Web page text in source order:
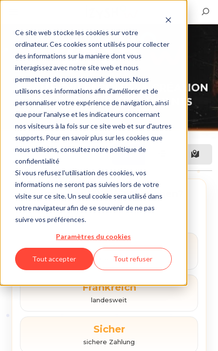
Ce site web stocke les cookies sur votre
ordinateur. Ces cookies sont utilisés pour collecter
des informations sur la manière dont vous
interagissez avec notre site web et nous
permettent de nous souvenir de vous. Nous
utilisons ces informations afin d'améliorer et de
personnaliser votre expérience de navigation, ainsi
que pour l'analyse et les indicateurs concernant
nos visiteurs à la fois sur ce site web et sur d'autres
supports. Pour en savoir plus sur les cookies que
nous utilisons, consultez notre politique de
confidentialité
Si vous refusez l'utilisation des cookies, vos
informations ne seront pas suivies lors de votre
visite sur ce site. Un seul cookie sera utilisé dans
votre navigateur afin de se souvenir de ne pas
suivre vos préférences.
Paramètres du cookies
Tout accepter Tout refuser
Filter
Warum uber IZYSHOW buchen?
Eine Plattform, um schnell den passenden
Proberaum zu finden und einfach zu buchen.
180+
Raume
Frankreich
landesweit
Sicher
sichere Zahlung